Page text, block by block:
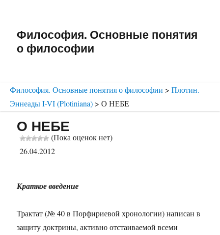
Философия. Основные понятия
о философии
Философия. Основные понятия о философии > Плотин. -
Эннеады I-VI (Plotiniana) > О НЕБЕ
О НЕБЕ
(Пока оценок нет)
26.04.2012
Краткое введение
Трактат (№ 40 в Порфириевой хронологии) написан в
защиту доктрины, активно отстаиваемой всеми